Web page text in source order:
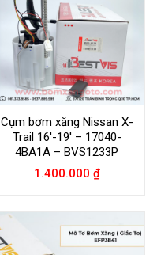
Cụm bơm xăng Nissan X-
Trail 16′-19′ – 17040-
4BA1A – BVS1233P
1.400.000 ₫